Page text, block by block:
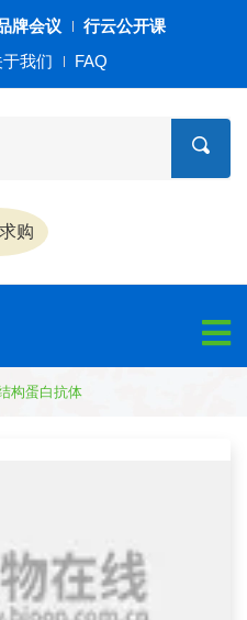
牌会议
行云公开课
于我们 FAQ
购
构蛋白抗体